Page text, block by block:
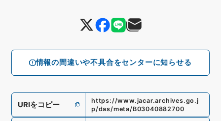
情報の間違いや不具合をセンターに知らせる
URIをコピー
https://www.jacar.archives.go.j
p/das/meta/B03040882700